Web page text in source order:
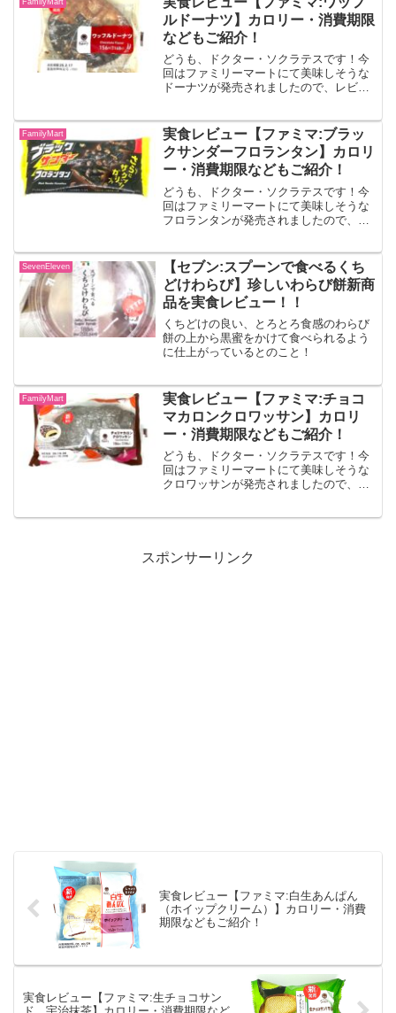
き上げたスコーン6個入...
FamilyMart
ルドーナツ】カロリー・消費期限
などもご紹介！
どうも、ドクター・ソクラテスです！今
回はファミリーマートにて美味しそうな
ドーナツが発売されましたので、レビュ
地にワッフルの型をつけて揚げたドーナ
ツに、チョココーティング...
FamilyMart
実食レビュー【ファミマ:ブラッ
クサンダーフロランタン】カロリ
ー・消費期限などもご紹介！
どうも、ドクター・ソクラテスです！今
回はファミリーマートにて美味しそうな
フロランタンが発売されましたので、レ
しているココアクッキーとビスケットク
ラムの配合を過去販売商品...
SevenEleven
【セブン:スプーンで食べるくち
どけわらび】珍しいわらび餅新商
品を実食レビュー！！
くちどけの良い、とろとろ食感のわらび
餅の上から黒蜜をかけて食べられるよう
に仕上がっているとのこと！
FamilyMart
実食レビュー【ファミマ:チョコ
マカロンクロワッサン】カロリ
ー・消費期限などもご紹介！
どうも、ドクター・ソクラテスです！今
回はファミリーマートにて美味しそうな
クロワッサンが発売されましたので、レ
スポンサーリンク
実食レビュー【ファミマ:白生あんぱん
（ホイップクリーム）】カロリー・消費
期限などもご紹介！
実食レビュー【ファミマ:生チョコサン